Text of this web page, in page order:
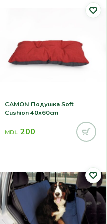
CAMON Подушка Soft
Cushion 40x60cm
MDL 200